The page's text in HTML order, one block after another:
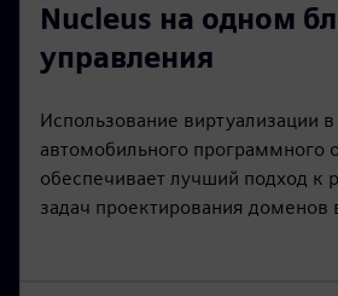
Nucleus на одном
управления
Использование виртуализации в
автомобильного программного
обеспечивает лучший подход
задач проектирования доменов